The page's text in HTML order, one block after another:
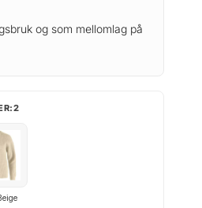
og som mellomlag på